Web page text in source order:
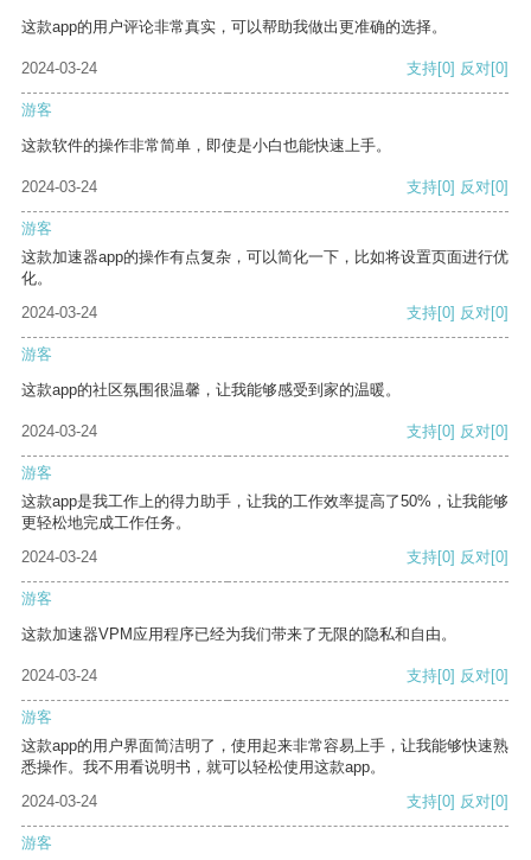
这款app的用户评论非常真实，可以帮助我做出更准确的选择。
2024-03-24 支持[0] 反对[0]
游客
这款软件的操作非常简单，即使是小白也能快速上手。
2024-03-24 支持[0] 反对[0]
游客
这款加速器app的操作有点复杂，可以简化一下，比如将设置页面进行优
化。
2024-03-24
支持[0] 反对[0]
游客
这款app的社区氛围很温馨，让我能够感受到家的温暖。
2024-03-24 支持[0] 反对[0]
游客
这款app是我工作上的得力助手，让我的工作效率提高了50%，让我能够
更轻松地完成工作任务。
2024-03-24
支持[0] 反对[0]
游客
这款加速器VPM应用程序已经为我们带来了无限的隐私和自由。
2024-03-24 支持[0] 反对[0]
游客
这款app的用户界面简洁明了，使用起来非常容易上手，让我能够快速熟
悉操作。我不用看说明书，就可以轻松使用这款app。
2024-03-24
支持[0] 反对[0]
游客